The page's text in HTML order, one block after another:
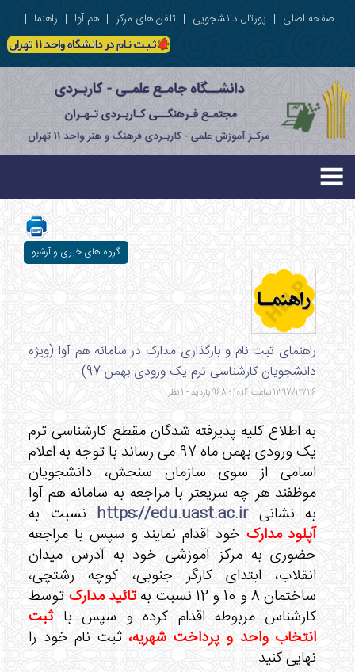
صفحه اصلی | پورتال دانشجویی | تلفن های مرکز | هم آوا | راهنما |
گروه های خبری و آرشیو
راهنمای ثبت نام و بارگذاری مدارک در سامانه هم آوا (ویژه
دانشجویان کارشناسی ترم یک ورودی بهمن 97)
1397/12/26 ساعت 10:16 - 968 بازدید - 1 نظر
به اطلاع کلیه پذیرفته شدگان مقطع کارشناسی ترم
یک ورودی بهمن ماه 97 می رساند با توجه به اعلام
اسامی از سوی سازمان سنجش، دانشجویان
موظفند هر چه سریعتر با مراجعه به سامانه هم آوا
به نشانیhttps://edu.uast.ac.ir نسبت به
آپلود مدارک خود اقدام نمایند و سپس با مراجعه
حضوری به مرکز آموزشی خود به آدرس میدان
انقلاب، ابتدای کارگر جنوبی، کوچه رشتچی،
ساختمان 8 و 10 و 12 نسبت به
تائید مدارک توسط
کارشناس مربوطه اقدام کرده و سپس باثبت
انتخاب واحد و پرداخت شهریه،ثبت نام خود را
نهایی کنید.